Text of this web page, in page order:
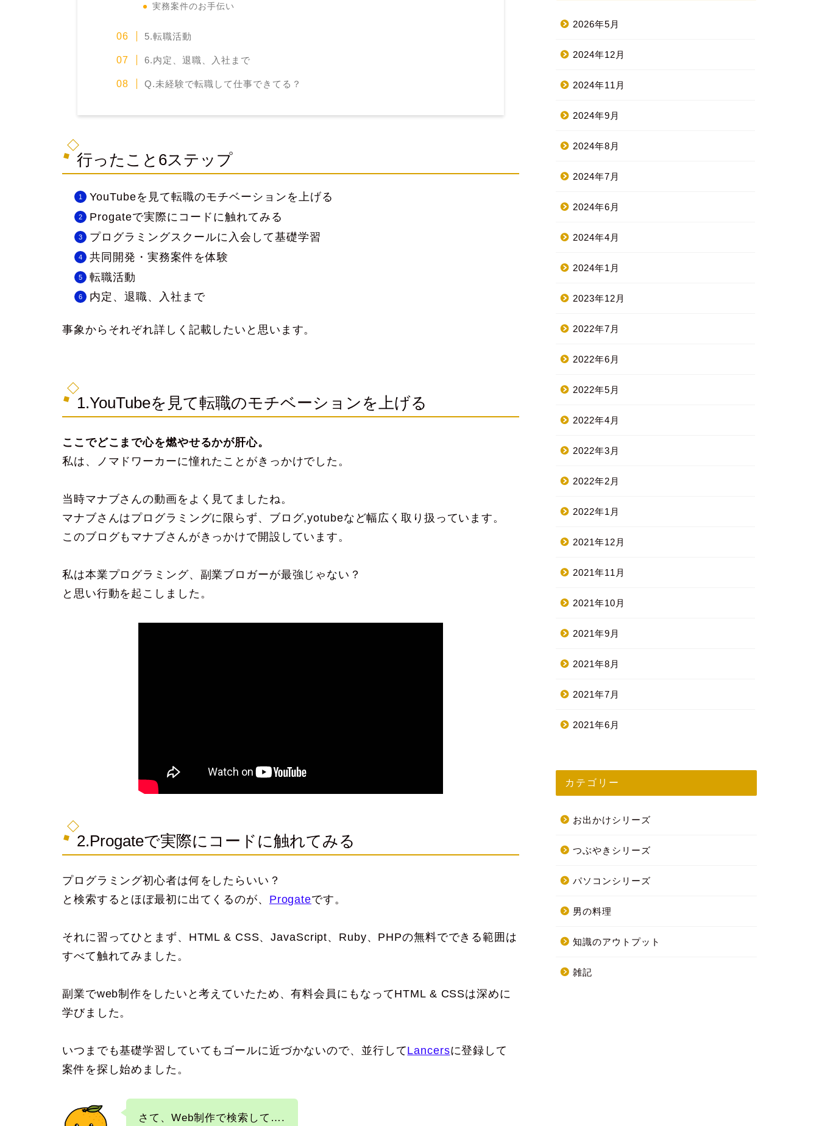
実務案件のお手伝い
5.転職活動
6.内定、退職、入社まで
Q.未経験で転職して仕事できてる？
行ったこと6ステップ
YouTubeを見て転職のモチベーションを上げる
Progateで実際にコードに触れてみる
プログラミングスクールに入会して基礎学習
共同開発・実務案件を体験
転職活動
内定、退職、入社まで
事象からそれぞれ詳しく記載したいと思います。
1.YouTubeを見て転職のモチベーションを上げる
ここでどこまで心を燃やせるかが肝心。
私は、ノマドワーカーに憧れたことがきっかけでした。
当時マナブさんの動画をよく見てましたね。
マナブさんはプログラミングに限らず、ブログ,yotubeなど幅広く取り扱っています。
このブログもマナブさんがきっかけで開設しています。
私は本業プログラミング、副業ブロガーが最強じゃない？
と思い行動を起こしました。
2.Progateで実際にコードに触れてみる
プログラミング初心者は何をしたらいい？
と検索するとほぼ最初に出てくるのが、 Progateです。
それに習ってひとまず、HTML & CSS、JavaScript、Ruby、PHPの無料でできる範囲は
すべて触れてみました。
副業でweb制作をしたいと考えていたため、有料会員にもなってHTML & CSSは深めに
学びました。
いつまでも基礎学習していてもゴールに近づかないので、並行してLancersに登録して
案件を探し始めました。
さて、Web制作で検索して….
2026年5月
2024年12月
2024年11月
2024年9月
2024年8月
2024年7月
2024年6月
2024年4月
2024年1月
2023年12月
2022年7月
2022年6月
2022年5月
2022年4月
2022年3月
2022年2月
2022年1月
2021年12月
2021年11月
2021年10月
2021年9月
2021年8月
2021年7月
2021年6月
カテゴリー
お出かけシリーズ
つぶやきシリーズ
パソコンシリーズ
男の料理
知識のアウトプット
雑記